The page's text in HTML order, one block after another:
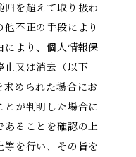
囲を超えて取り扱わ
不正の手段により
により、個人情報保
止又は消去（以下
求められた場合にお
とが判明した場合に
あることを確認の上
を行い、その旨を